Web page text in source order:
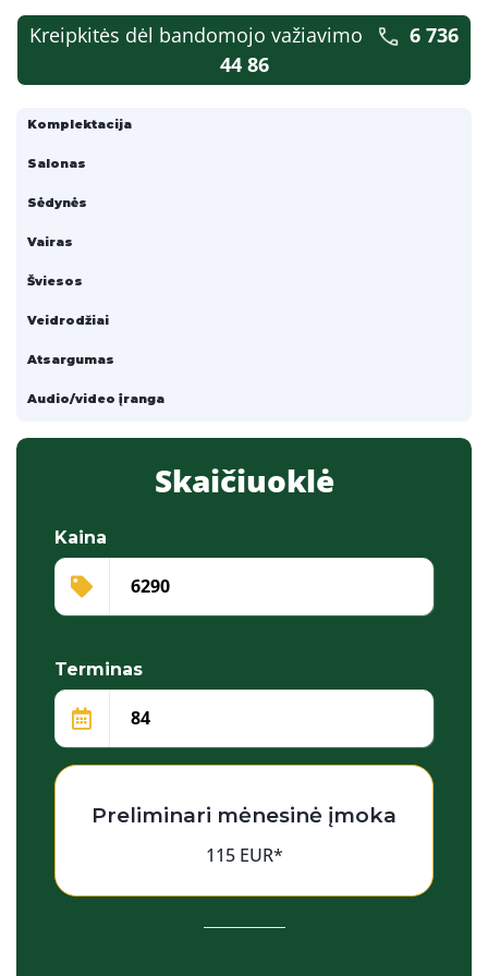
Kreipkitės dėl bandomojo važiavimo
6 736
44 86
Komplektacija
Salonas
Sėdynės
Vairas
Šviesos
Veidrodžiai
Atsargumas
Audio/video įranga
Skaičiuoklė
Kaina
Terminas
Preliminari mėnesinė įmoka
115 EUR*